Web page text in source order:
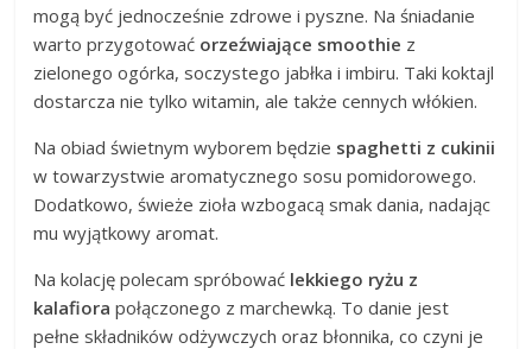
mogą być jednocześnie zdrowe i pyszne. Na śniadanie
warto przygotować orzeźwiające smoothie z
zielonego ogórka, soczystego jabłka i imbiru. Taki koktajl
dostarcza nie tylko witamin, ale także cennych włókien.
Na obiad świetnym wyborem będzie spaghetti z cukinii
w towarzystwie aromatycznego sosu pomidorowego.
Dodatkowo, świeże zioła wzbogacą smak dania, nadając
mu wyjątkowy aromat.
Na kolację polecam spróbować lekkiego ryżu z
kalafiora połączonego z marchewką. To danie jest
pełne składników odżywczych oraz błonnika, co czyni je